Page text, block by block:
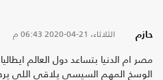
حازم الثلاثاء، 21-04-2020 06:43 م
مصر ام الدنيا بتساعد دول العالم
الوسخ المهم السيسى يلاقى اللى